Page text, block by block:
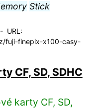
Stick
- URL:
fuji-finepix-x100-casy-
CF, SD, SDHC
karty CF, SD,